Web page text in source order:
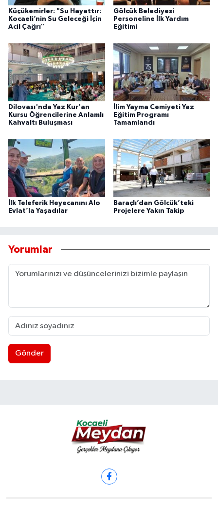
Küçükemirler: "Su Hayattır:
Kocaeli’nin Su Geleceği İçin
Acil Çağrı"
Gölcük Belediyesi
Personeline İlk Yardım
Eğitimi
Dilovası'nda Yaz Kur'an
Kursu Öğrencilerine Anlamlı
Kahvaltı Buluşması
İlim Yayma Cemiyeti Yaz
Eğitim Programı
Tamamlandı
İlk Teleferik Heyecanını Alo
Evlat’la Yaşadılar
Baraçlı’dan Gölcük’teki
Projelere Yakın Takip
Yorumlar
Gönder